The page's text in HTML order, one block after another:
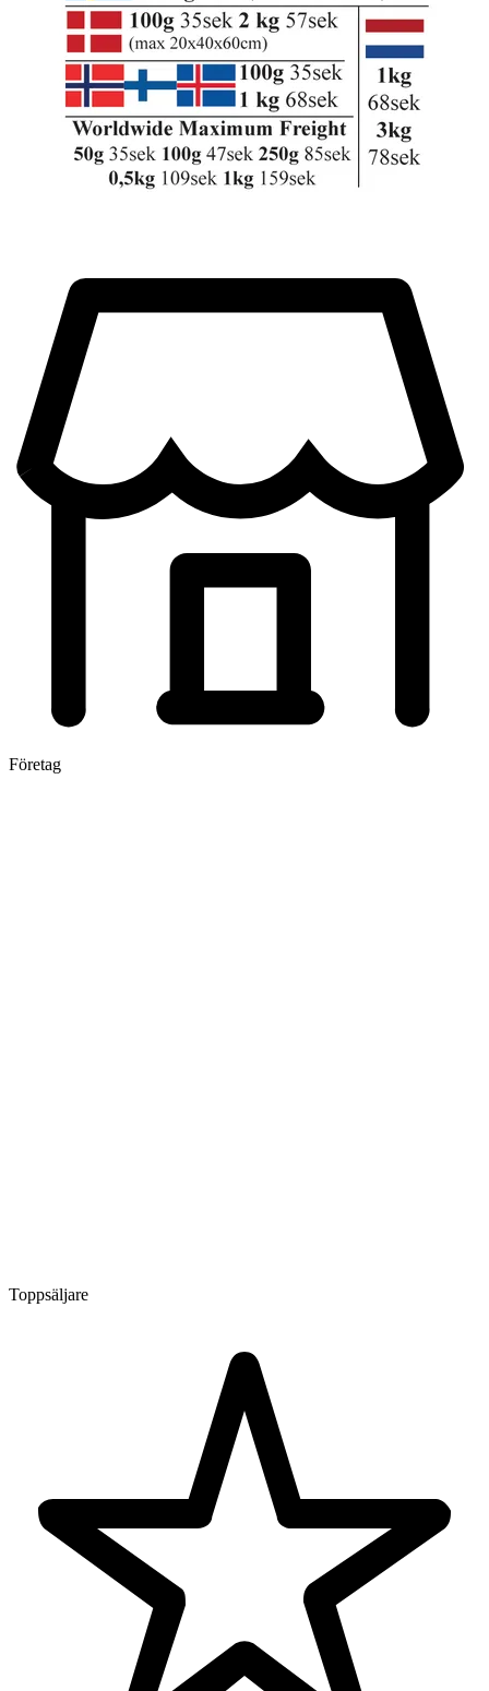
Företag
Toppsäljare